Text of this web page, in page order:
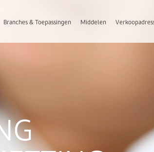
Branches & Toepassingen Middelen